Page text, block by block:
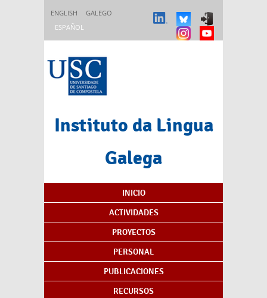
ENGLISH
GALEGO
ESPAÑOL
Instituto da Lingua
Galega
Índice de contenidos
INICIO
ACTIVIDADES
PROYECTOS
PERSONAL
PUBLICACIONES
RECURSOS